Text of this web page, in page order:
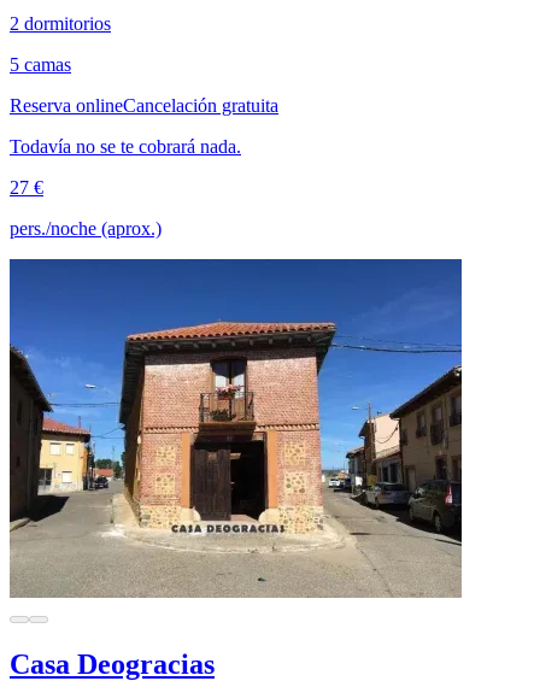
2 dormitorios
5 camas
Reserva onlineCancelación gratuita
Todavía no se te cobrará nada.
27 €
pers./noche (aprox.)
Casa Deogracias